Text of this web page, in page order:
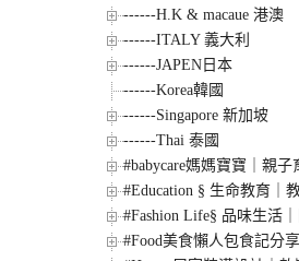
------H.K & macaue 港澳
------ITALY 義大利
------JAPEN日本
------Korea韓國
------Singapore 新加坡
------Thai 泰國
#babycare媽媽寶寶｜親子
#Education § 生命教育｜
#Fashion Life§ 品味生活
#Food美食懶人包食記分